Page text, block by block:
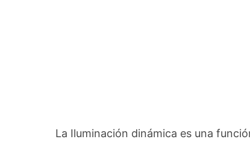
La Iluminación dinámica es una